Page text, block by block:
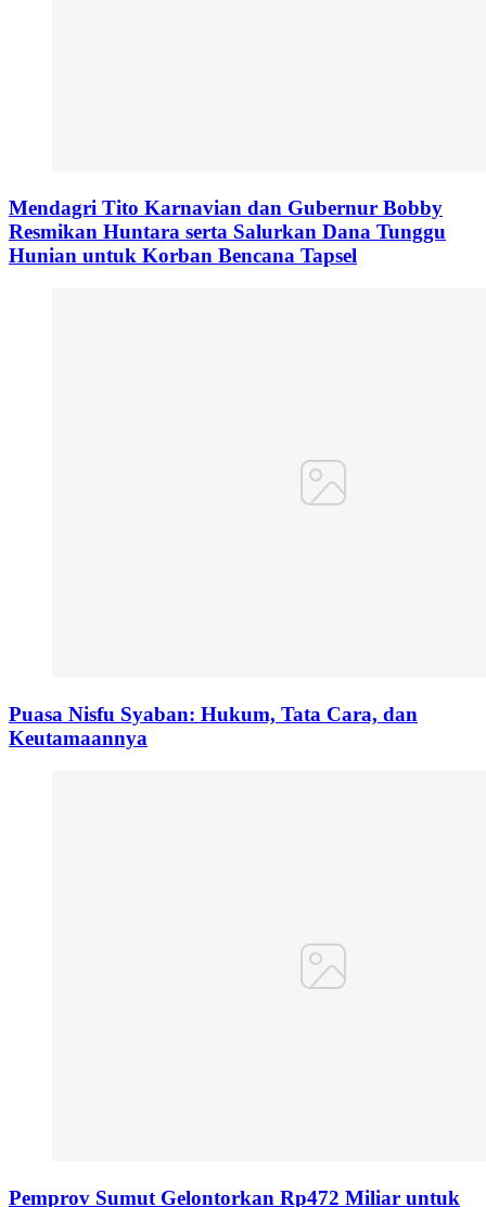
Mendagri Tito Karnavian dan Gubernur Bobby
Resmikan Huntara serta Salurkan Dana Tunggu
Hunian untuk Korban Bencana Tapsel
Puasa Nisfu Syaban: Hukum, Tata Cara, dan
Keutamaannya
Pemprov Sumut Gelontorkan Rp472 Miliar untuk